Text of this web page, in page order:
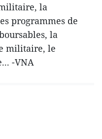
la
programmes de
la
militaire, le
-VNA